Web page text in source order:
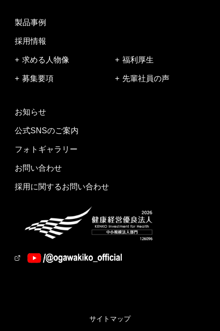
製品事例
採用情報
求める人物像 福利厚生
募集要項 先輩社員の声
お知らせ
公式SNSのご案内
フォトギャラリー
お問い合わせ
採用に関するお問い合わせ
サイトマップ